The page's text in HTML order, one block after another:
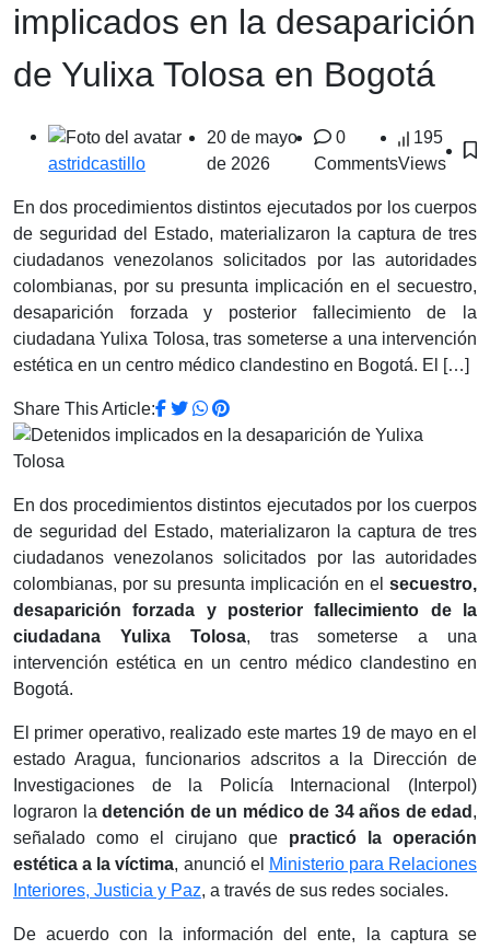
implicados en la desaparición
de Yulixa Tolosa en Bogotá
astridcastillo
20 de mayo
de 2026
0
Comments
195
Views
En dos procedimientos distintos ejecutados por los cuerpos
de seguridad del Estado, materializaron la captura de tres
ciudadanos venezolanos solicitados por las autoridades
colombianas, por su presunta implicación en el secuestro,
desaparición forzada y posterior fallecimiento de la
ciudadana Yulixa Tolosa, tras someterse a una intervención
estética en un centro médico clandestino en Bogotá. El […]
Share This Article:
En dos procedimientos distintos ejecutados por los cuerpos
de seguridad del Estado, materializaron la captura de tres
ciudadanos venezolanos solicitados por las autoridades
colombianas, por su presunta implicación en el secuestro,
desaparición forzada y posterior fallecimiento de la
ciudadana Yulixa Tolosa, tras someterse a una
intervención estética en un centro médico clandestino en
Bogotá.
El primer operativo, realizado este martes 19 de mayo en el
estado Aragua, funcionarios adscritos a la Dirección de
Investigaciones de la Policía Internacional (Interpol)
lograron la detención de un médico de 34 años de edad ,
señalado como el cirujano que practicó la operación
estética a la víctima, anunció el Ministerio para Relaciones
Interiores, Justicia y Paz, a través de sus redes sociales.
De acuerdo con la información del ente, la captura se